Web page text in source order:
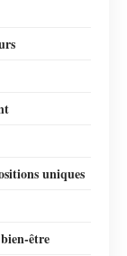
uniques
être